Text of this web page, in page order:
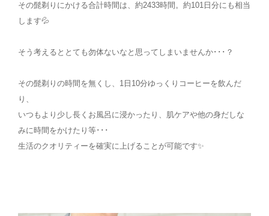
その髭剃りにかける合計時間は、約2433時間。約101日分にも相当
します💦
そう考えるととても勿体ないなと思ってしまいませんか･･･？
その髭剃りの時間を無くし、1日10分ゆっくりコーヒーを飲んだ
り、
いつもより少し長くお風呂に浸かったり、肌ケアや他の身だしな
みに時間をかけたり等･･･
生活のクオリティーを確実に上げることが可能です✨